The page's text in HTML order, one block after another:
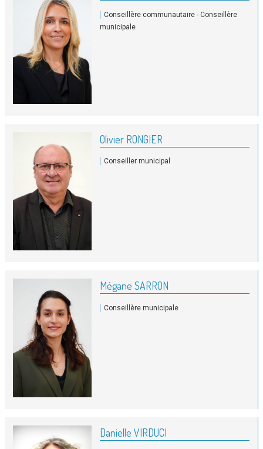
Conseillère communautaire - Conseillère
municipale
Olivier RONGIER
Conseiller municipal
Mégane SARRON
Conseillère municipale
Danielle VIRDUCI